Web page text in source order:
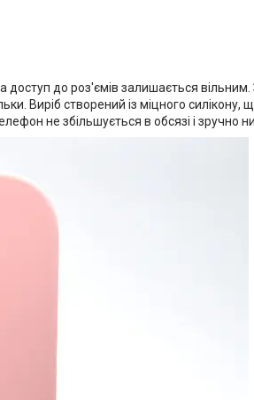
а доступ до роз'ємів залишається
Виріб створений із міцного силікону,
не збільшується в обсязі і зручно